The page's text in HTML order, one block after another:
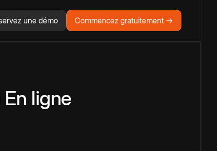
une démo Commencez gratuitement →
En ligne